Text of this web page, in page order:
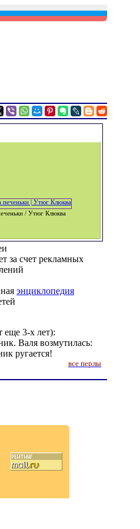
/ Утюг Клюква
за счет рекламных
энциклопедия
еще 3-х лет):
Валя возмутилась:
ругается!
все перлы